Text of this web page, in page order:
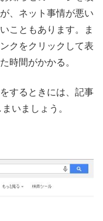
、ネット事情が悪い
こともあります。ま
クをクリックして表
時間がかかる。
するときには、記事
いましょう。